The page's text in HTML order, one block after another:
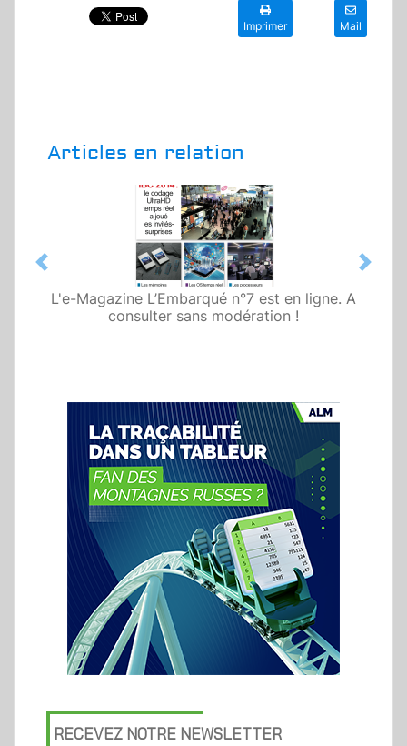
Imprimer Mail
Articles en relation
L'e-Magazine L’Embarqué n°7 est en ligne. A
consulter sans modération !
Previous Next
RECEVEZ NOTRE NEWSLETTER